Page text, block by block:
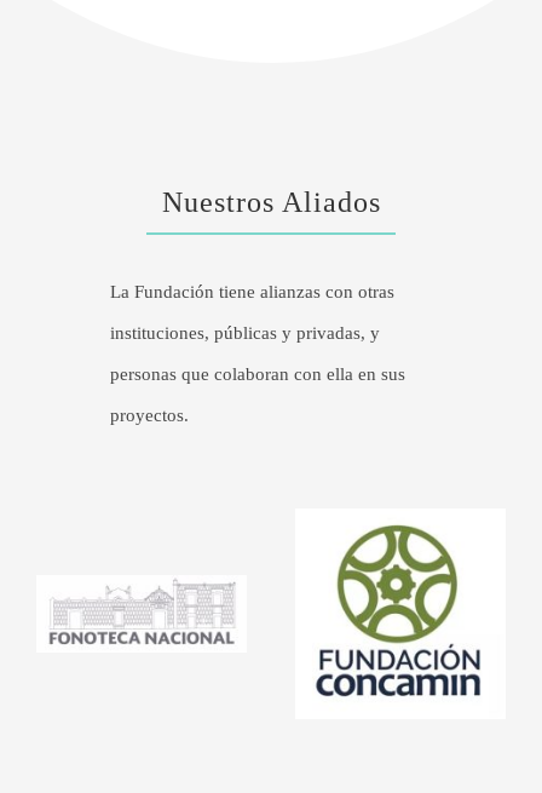
Nuestros Aliados
La Fundación tiene alianzas con otras
instituciones, públicas y privadas, y
personas que colaboran con ella en sus
proyectos.